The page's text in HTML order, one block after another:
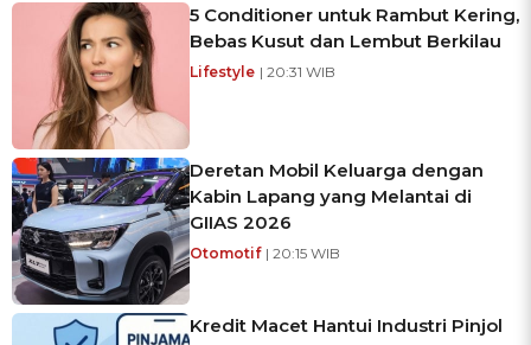
5 Conditioner untuk Rambut Kering,
Bebas Kusut dan Lembut Berkilau
Lifestyle | 20:31 WIB
Deretan Mobil Keluarga dengan
Kabin Lapang yang Melantai di
GIIAS 2026
Otomotif | 20:15 WIB
Kredit Macet Hantui Industri Pinjol